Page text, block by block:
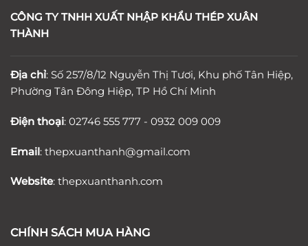
CÔNG TY TNHH XUẤT NHẬP KHẨU THÉP XUÂN
THÀNH
Địa chỉ: Số 257/8/12 Nguyễn Thị Tươi, Khu phố Tân Hiệp,
Phường Tân Đông Hiệp, TP Hồ Chí Minh
Điện thoại: 02746 555 777 - 0932 009 009
Email: thepxuanthanh@gmail.com
Website: thepxuanthanh.com
CHÍNH SÁCH MUA HÀNG